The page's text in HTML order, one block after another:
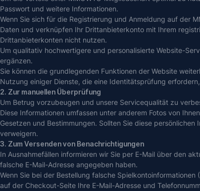
Passwort und weitere Informationen.
Wenn Sie sich für die Registrierung und Anmeldung auf der
Daten und verknüpfen Ihr Drittanbieterkonto mit Ihrem
Drittanbieterkonten nicht nutzen.
Um qualitativ hochwertigere und personalisierte Website-
ergänzen.
Sie können die grundlegenden Funktionen der Website
Nutzung einiger Dienste, die eine Identitätsprüfung
2. Zur manuellen Überprüfung
Um Betrug vorzubeugen und unsere Servicequalität zu
Diese Informationen umfassen unter anderem Fotos von
Gesetzen und Bestimmungen. Sollten Sie diese
verweigern.
3. Zum Versenden von Benachrichtigungen
In Ausnahmefällen informieren wir Sie per E-Mail über den
falsche E-Mail-Adresse angegeben haben.
Wenn Sie bei der Bestellung falsche
auf der Checkout-Seite Ihre E-Mail-Adresse und